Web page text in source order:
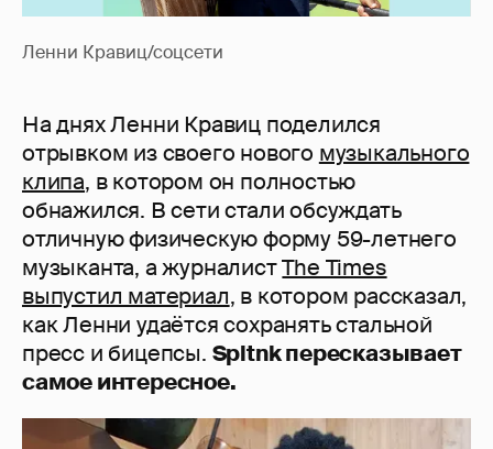
Ленни Кравиц/соцсети
На днях Ленни Кравиц поделился
отрывком из своего нового музыкального
клипа, в котором он полностью
обнажился. В сети стали обсуждать
отличную физическую форму 59-летнего
музыканта, а журналистThe Times
выпустил материал, в котором рассказал,
как Ленни удаётся сохранять стальной
пресс и бицепсы. Spltnk пересказывает
самое интересное.